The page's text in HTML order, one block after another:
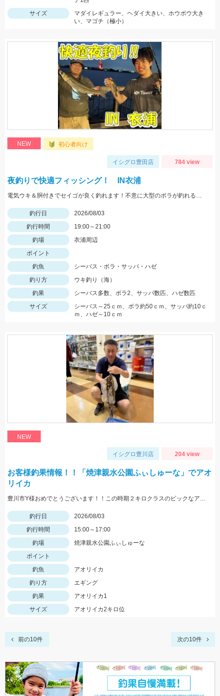
サイズ
マダイレギュラー、ヘダイ大きい、ホウボウ大き
い、マゴチ（極小）
NEW 初心者向け
イシグロ豊田店 784 view
夜釣りで快適フィッシング！ IN衣浦
電気ウキ＆胴付きでセイゴが良く釣れます！不意に大型のボラが釣れることもあるので、ネットがあると安心です。
釣行日
2026/08/03
釣行時間
19:00～21:00
釣場
衣浦周辺
ポイント
釣魚
シーバス・ボラ・サッパ・ハゼ
釣り方
ウキ釣り（海）
釣果
シーバス多数、ボラ2、サッパ数匹、ハゼ数匹
サイズ
シーバス～25ｃｍ、ボラ約50ｃｍ、サッパ約10ｃ
ｍ、ハゼ～10ｃｍ
NEW
イシグロ豊川店 204 view
お客様釣果情報！！「焼津親水公園ふぃしゅーな」でアオ
リイカ
豊川市Y様おめでとうございます！！この時期２キロクラスのビックなアオリイカを見事に仕留められました！！ 釣れているのが500ｇクラスの情報だったので、ヒットした瞬間はエイかと思ったそうです。
釣行日
2026/08/03
釣行時間
15:00～17:00
釣場
焼津親水公園ふぃしゅーな
ポイント
釣魚
アオリイカ
釣り方
エギング
釣果
アオリイカ1
サイズ
アオリイカ2キロ位
前の10件 次の10件